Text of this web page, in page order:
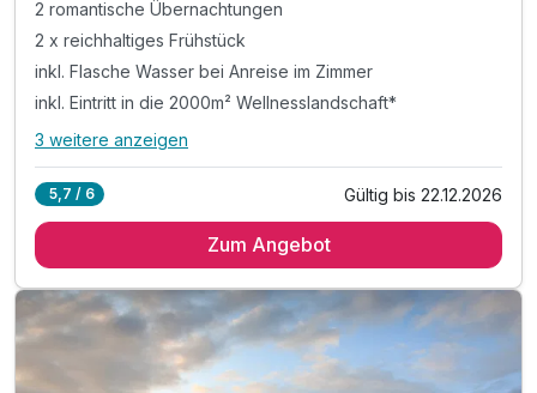
2 romantische Übernachtungen
2 x reichhaltiges Frühstück
inkl. Flasche Wasser bei Anreise im Zimmer
inkl. Eintritt in die 2000m² Wellnesslandschaft*
Alle Inklusivleistungen
2 x reichhaltiges Frühstück
inkl. Eintritt in die 2000m² Wellnesslandschaft*
inkl. leihweise Bademantel und Badeschuhe
inkl. Kinderanimationsprogramm im Kids Club
3 weitere anzeigen
5,7 / 6 Gültig bis 22.12.2026
Zum Angebot